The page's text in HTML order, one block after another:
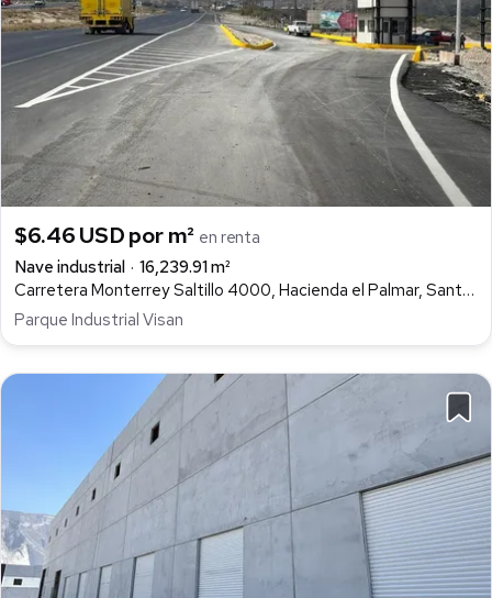
$6.46 USD por m² en renta
Nave industrial
16,239.91 m²
Carretera Monterrey Saltillo 4000, Hacienda el Palmar, Santa Catarina
Parque Industrial Visan